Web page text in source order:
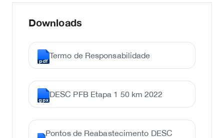
Downloads
pdf
Termo de Responsabilidade
gpx
DESC PFB Etapa 1 50 km 2022
Pontos de Reabastecimento DESC